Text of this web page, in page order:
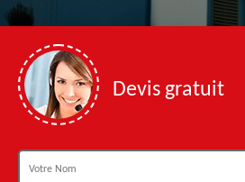
Devis gratuit